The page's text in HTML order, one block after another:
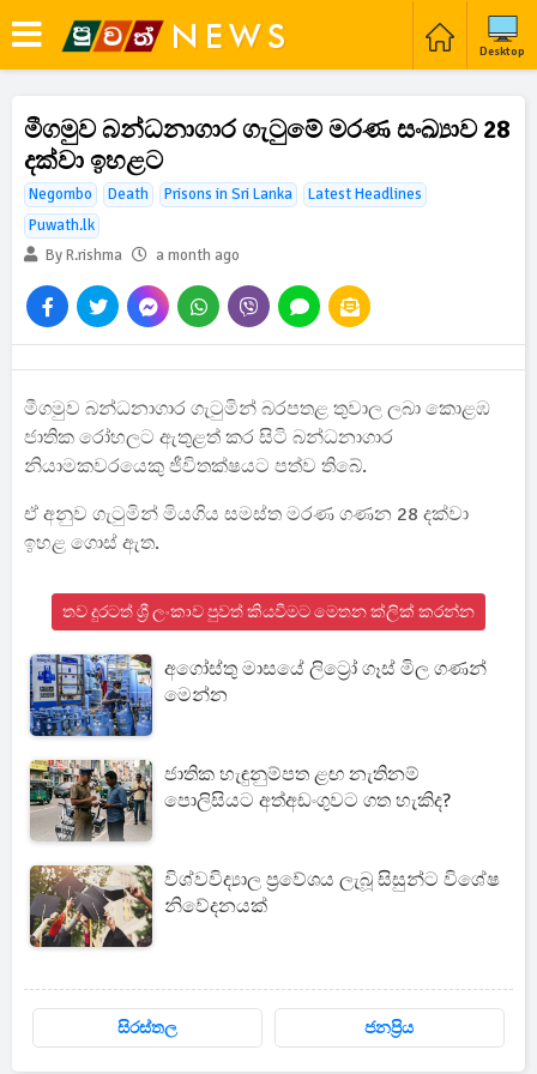
Desktop
මීගමුව බන්ධනාගාර ගැටුමේ මරණ සංඛ්‍යාව 28
දක්වා ඉහළට
Negombo Death Prisons in Sri Lanka
Latest Headlines
Puwath.lk
By R.rishma
a month ago
මීගමුව බන්ධනාගාර ගැටුමින් බරපතළ තුවාල ලබා කොළඹ
ජාතික රෝහලට ඇතුළත් කර සිටි බන්ධනාගාර
නියාමකවරයෙකු ජීවිතක්ෂයට පත්ව තිබේ.
ඒ අනුව ගැටුමින් මියගිය සමස්ත මරණ ගණන 28 දක්වා
ඉහළ ගොස් ඇත.
තව දුරටත් ශ්‍රී ලංකාව පුවත් කියවීමට මෙතන ක්ලික් කරන්න
අගෝස්තු මාසයේ ලිට්‍රෝ ගෑස් මිල ගණන්
මෙන්න
ජාතික හැඳුනුම්පත ළඟ නැතිනම්
පොලිසියට අත්අඩංගුවට ගත හැකිද?
විශ්වවිද්‍යාල ප්‍රවේශය ලැබූ සිසුන්ට විශේෂ
නිවේදනයක්
සිරස්තල ජනප්‍රිය